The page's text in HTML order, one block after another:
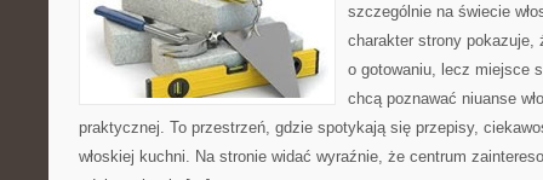
szczególnie na świecie
charakter strony pokazuje,
o gotowaniu, lecz miejsce
chcą poznawać niuanse
praktycznej. To przestrzeń, gdzie spotykają się przepisy,
włoskiej kuchni. Na stronie widać wyraźnie, że centrum